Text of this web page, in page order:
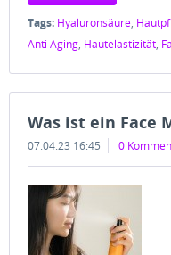
Tags: Hyaluronsäure,
Anti Aging, Hautelastizität,
Was ist ein Face
07.04.23 16:45 0